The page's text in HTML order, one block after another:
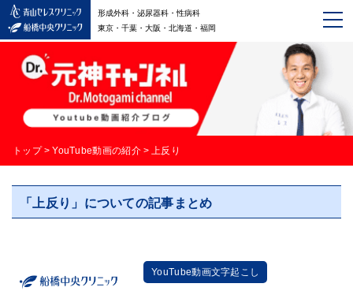
形成外科・泌尿器科・性病科
東京・千葉・大阪・北海道・福岡
トップ > YouTube動画の紹介 > 上反り
「上反り」についての記事まとめ
YouTube動画文字起こし